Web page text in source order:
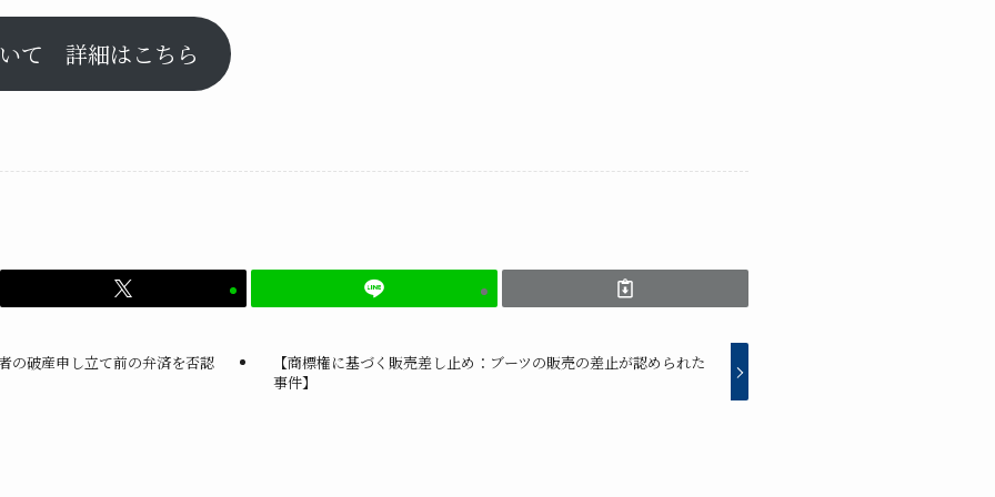
て 詳細はこちら
の破産申し立て前の弁済を否認
【商標権に基づく販売差し止め：ブーツの販売の差止が認められた
事件】